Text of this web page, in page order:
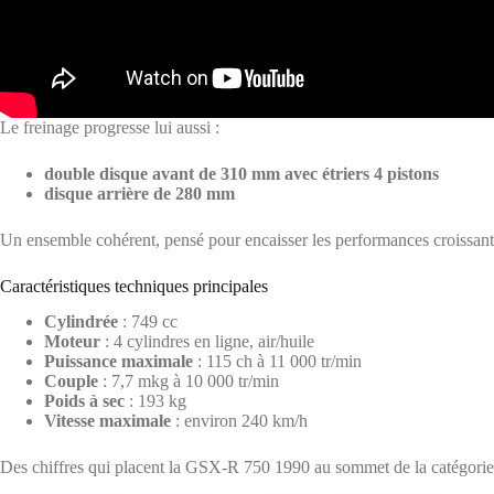
Le freinage progresse lui aussi :
double disque avant de 310 mm avec étriers 4 pistons
disque arrière de 280 mm
Un ensemble cohérent, pensé pour encaisser les performances
Caractéristiques techniques principales
Cylindrée : 749 cc
Moteur : 4 cylindres en ligne, air/huile
Puissance maximale : 115 ch à 11 000 tr/min
Couple : 7,7 mkg à 10 000 tr/min
Poids à sec : 193 kg
Vitesse maximale : environ 240 km/h
Des chiffres qui placent la GSX-R 750 1990 au sommet de la